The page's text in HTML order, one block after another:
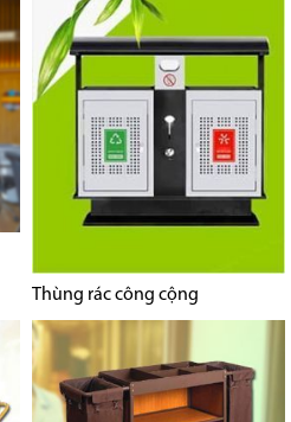
Thùng rác công cộng